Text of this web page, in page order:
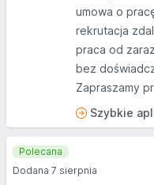
umowa o
rekrutacja
praca od zaraz
bez
Zapraszamy
Szybkie
Polecana
Dodana 7 sierpnia